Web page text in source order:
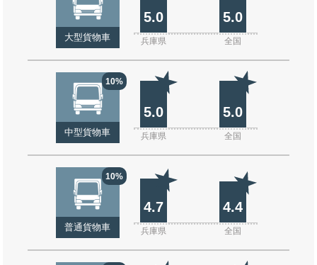
大型貨物車
5.0 5.0
兵庫県 全国
10%
中型貨物車
5.0 5.0
兵庫県 全国
10%
普通貨物車
4.7 4.4
兵庫県 全国